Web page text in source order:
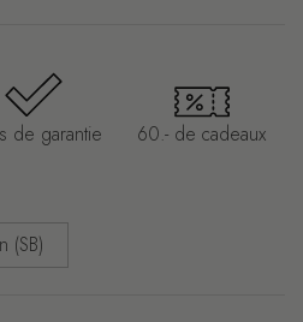
de garantie 60.- de cadeaux
(SB)